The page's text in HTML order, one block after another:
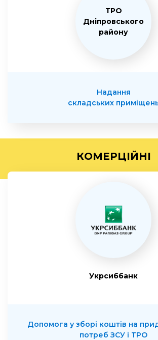
ТРО
Дніпровського
району
Надання
складських
КОМЕРЦІЙНІ
Укрсиббанк
Допомога у зборі коштів на
потреб ЗСУ і ТРО